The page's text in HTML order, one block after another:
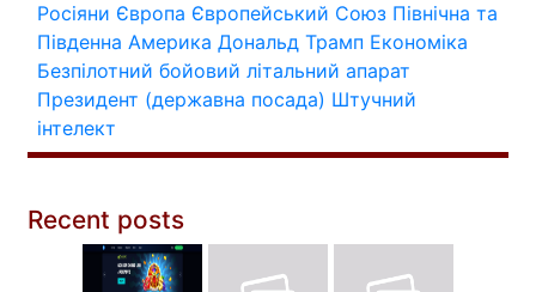
Росіяни Європа Європейський Союз Північна та
Південна Америка Дональд Трамп Економіка
Безпілотний бойовий літальний апарат
Президент (державна посада) Штучний
інтелект
Recent posts